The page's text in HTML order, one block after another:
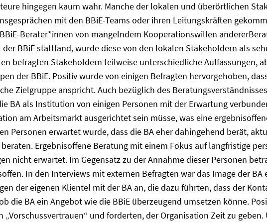
hingegen kaum wahr. Manche der lokalen und überörtlichen
mit den BBiE-Teams oder ihren Leitungskräften
Berater*innen von mangelndem Kooperationswillen
BBiE stattfand, wurde diese von den lokalen Stakeholdern als
befragten Stakeholdern teilweise unterschiedliche Auffassungen,
der BBiE. Positiv wurde von einigen Befragten hervorgehoben,
Zielgruppe anspricht. Auch bezüglich des
BA als Institution von einigen Personen mit der Erwartung
am Arbeitsmarkt ausgerichtet sein müsse, was eine
Personen erwartet wurde, dass die BA eher dahingehend berät,
Ergebnisoffene Beratung mit einem Fokus auf langfristige
nicht erwartet. Im Gegensatz zu der Annahme dieser Personen
In den Interviews mit externen Befragten war das Image der BA
der eigenen Klientel mit der BA an, die dazu führten, dass der
die BA ein Angebot wie die BBiE überzeugend umsetzen könne.
und forderten, der Organisation Zeit zu